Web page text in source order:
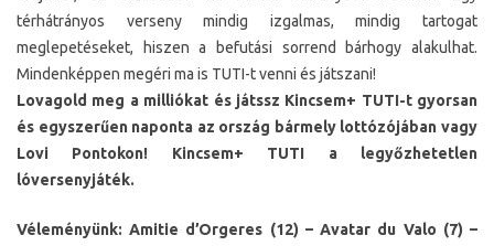
térhátrányos verseny mindig izgalmas, mindig tartogat
meglepetéseket, hiszen a befutási sorrend bárhogy alakulhat.
Mindenképpen megéri ma is TUTI-t venni és játszani!
Lovagold meg a milliókat és játssz Kincsem+ TUTI-t gyorsan
és egyszerűen naponta az ország bármely lottózójában vagy
Lovi Pontokon! Kincsem+ TUTI a legyőzhetetlen
lóversenyjáték.
Véleményünk: Amitie d’Orgeres (12) – Avatar du Valo (7) –